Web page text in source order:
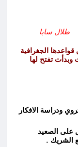
طلال سابا
الجغرافية
تفتح لها
ودراسة الافكار
على الصعيد
الشريك .